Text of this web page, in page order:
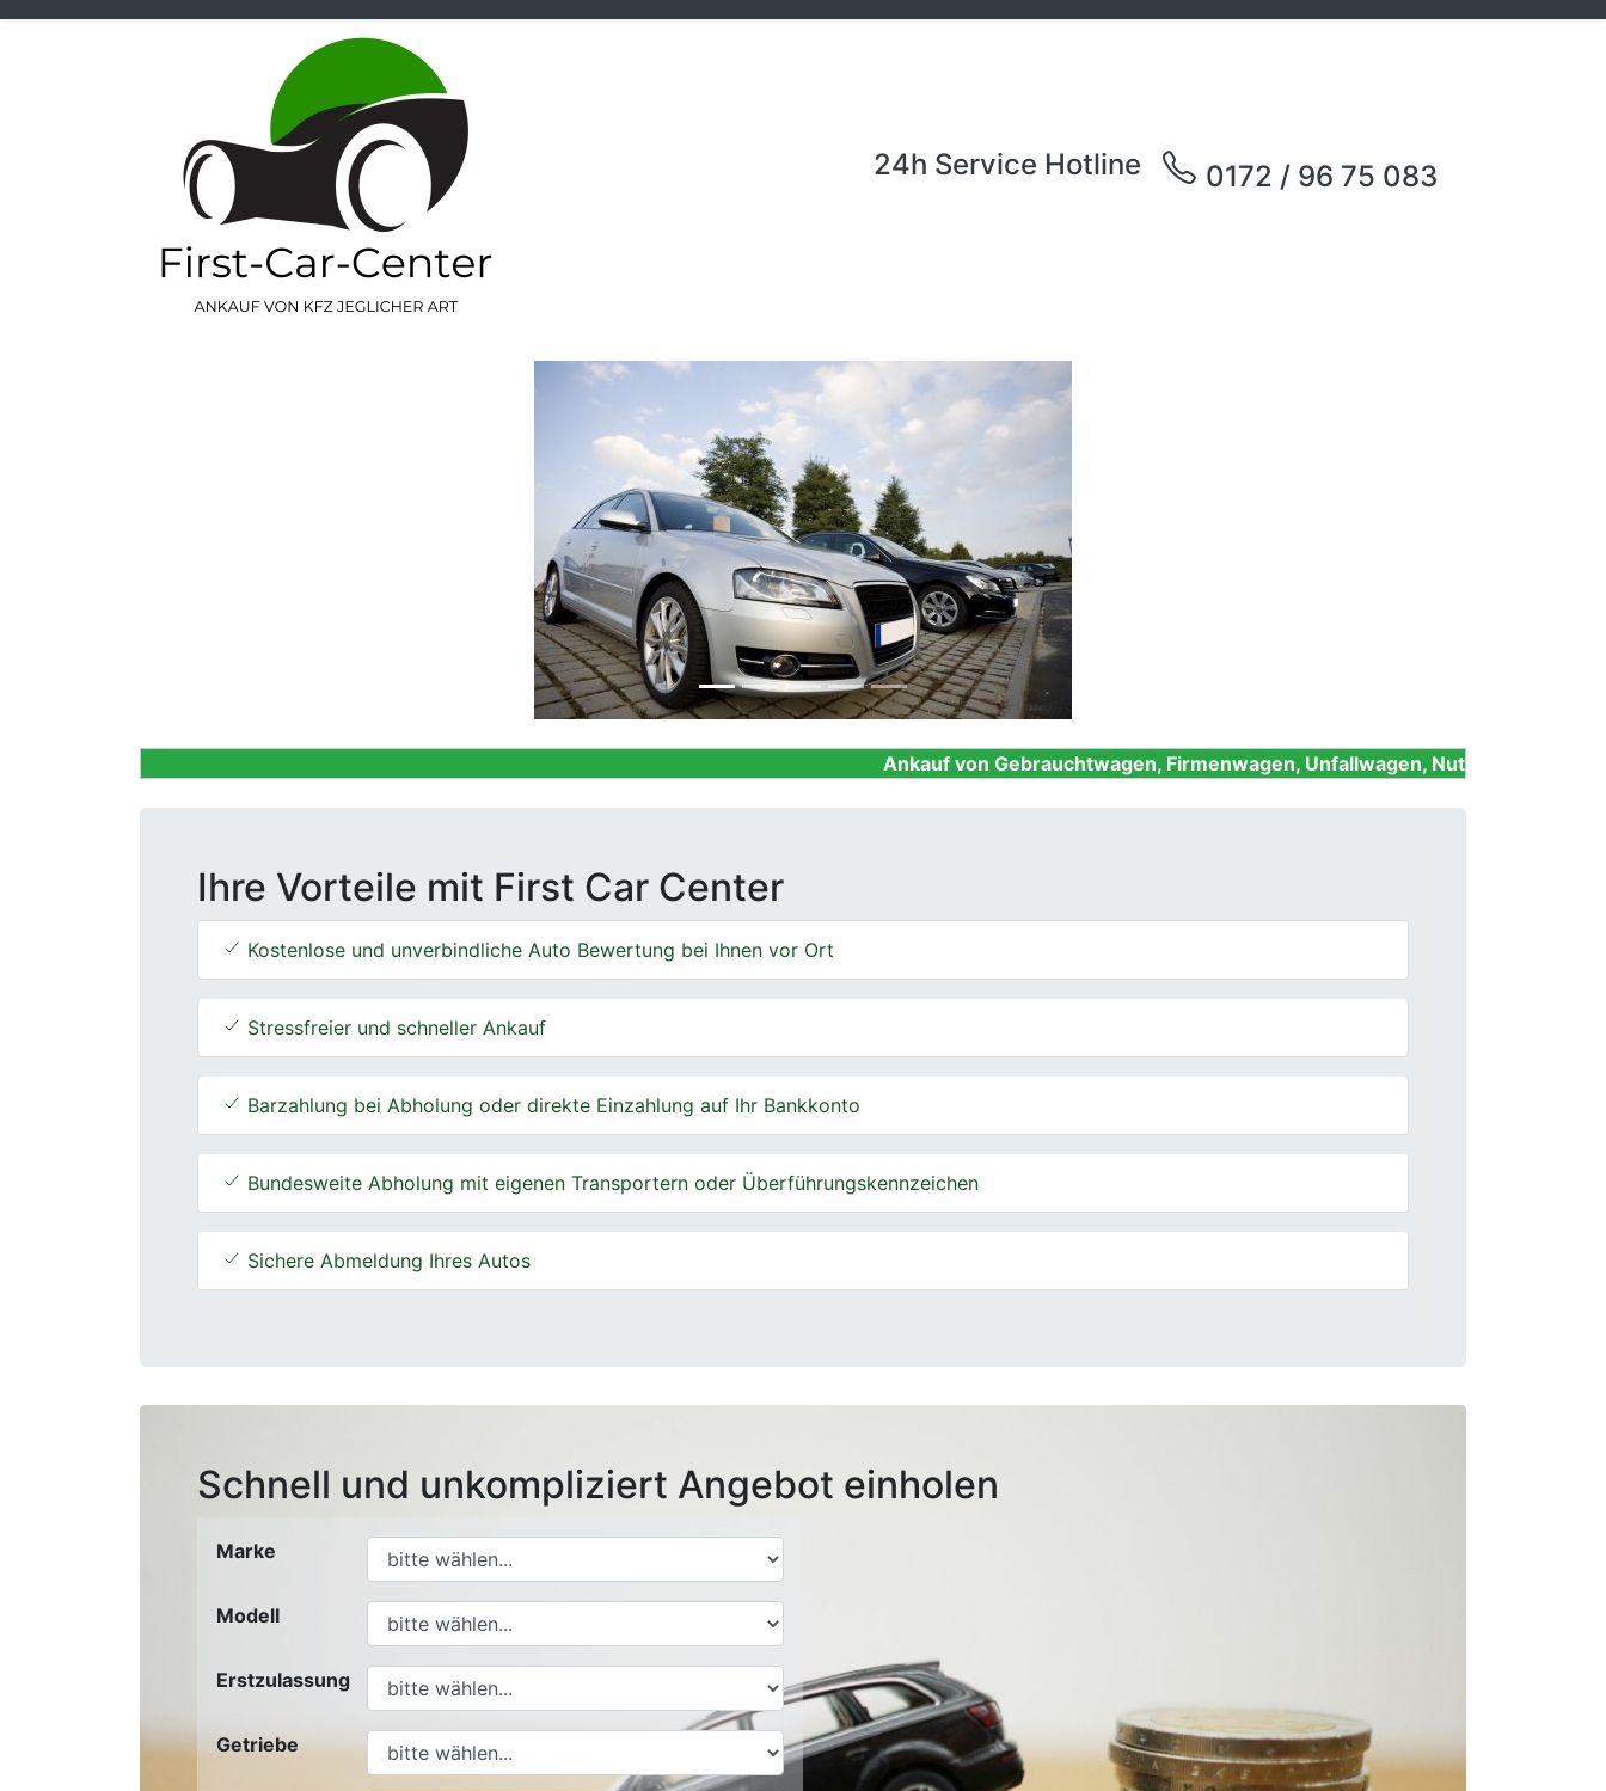
24h Service Hotline 0172 / 96 75 083
Ankauf von Gebrauchtwagen, Firmenwagen, Unfallwagen, Nutzfahrzeuge und
Ihre Vorteile mit First Car Center
Kostenlose und unverbindliche Auto Bewertung bei Ihnen vor Ort
Stressfreier und schneller Ankauf
Barzahlung bei Abholung oder direkte Einzahlung auf Ihr Bankkonto
Bundesweite Abholung mit eigenen Transportern oder Überführungskennzeichen
Sichere Abmeldung Ihres Autos
Schnell und unkompliziert Angebot einholen
Marke
Modell
Erstzulassung
Getriebe